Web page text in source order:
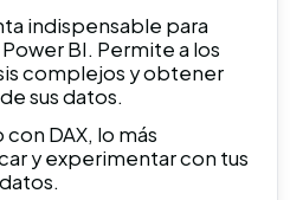
indispensable para
BI. Permite a los
complejos y obtener
sus datos.
DAX, lo más
y experimentar con tus